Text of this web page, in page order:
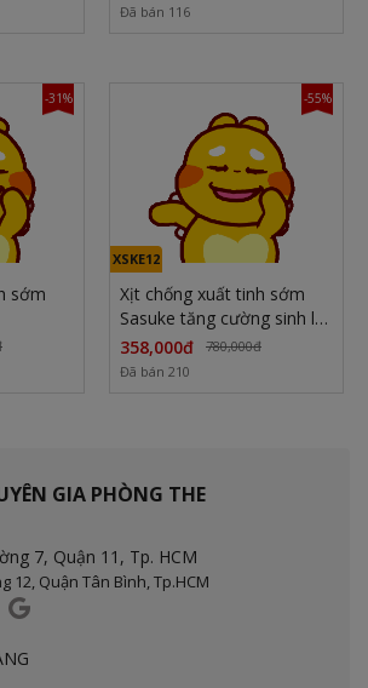
Đã bán 116
-31%
sớm
-55%
XSKE12
Xịt chống xuất tinh sớm
Sasuke tăng cường sinh lý
10ml
358,000đ
780,000đ
Đã bán 210
GIA PHÒNG THE
7, Quận 11, Tp. HCM
12, Quận Tân Bình, Tp.HCM